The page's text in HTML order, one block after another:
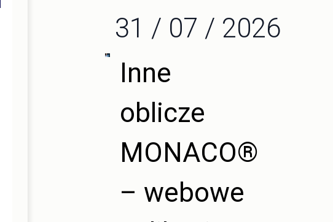
31 / 07 / 2026
Inne
oblicze
MONACO®
– webowe